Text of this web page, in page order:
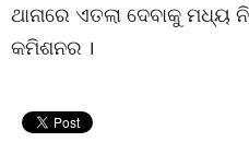
ଥାନାରେ ଏତଲା ଦେବାକୁ ମଧ୍ୟ
କମିଶନର ।